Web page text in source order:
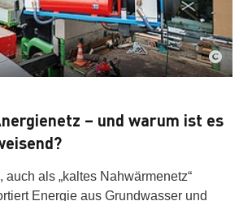
– und warum ist es
auch als „kaltes Nahwärmenetz“
Energie aus Grundwasser und